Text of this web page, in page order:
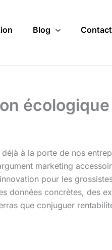
Blog Contact
à la porte de nos
marketing
pour les
données concrètes, des
que conjuguer